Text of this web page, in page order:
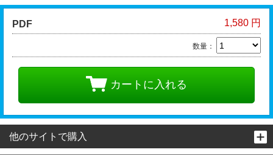
PDF 1,580 円
数量：
カートに入れる
他のサイトで購入